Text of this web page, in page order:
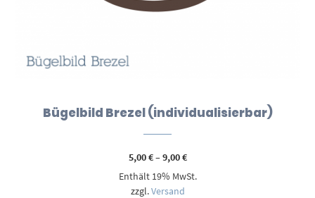
Bügelbild Brezel (individualisierbar)
5,00€–9,00€Preisspanne:
bis
Enthält 19% MwSt.
zzgl.Versand